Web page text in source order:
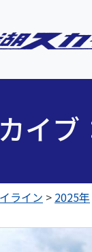
イ
ライン > 2025年